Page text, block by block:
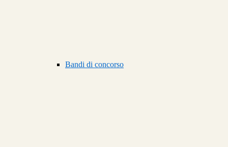
Bandi di concorso